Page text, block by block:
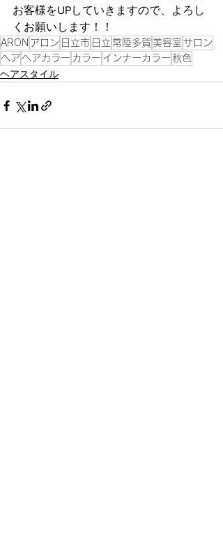
お客様をUPしていきますので、よろし
くお願いします！！
ARON アロン 日立市 日立 常陸多賀 美容室 サロン
ヘア ヘアカラー カラー インナーカラー 秋色
ヘアスタイル